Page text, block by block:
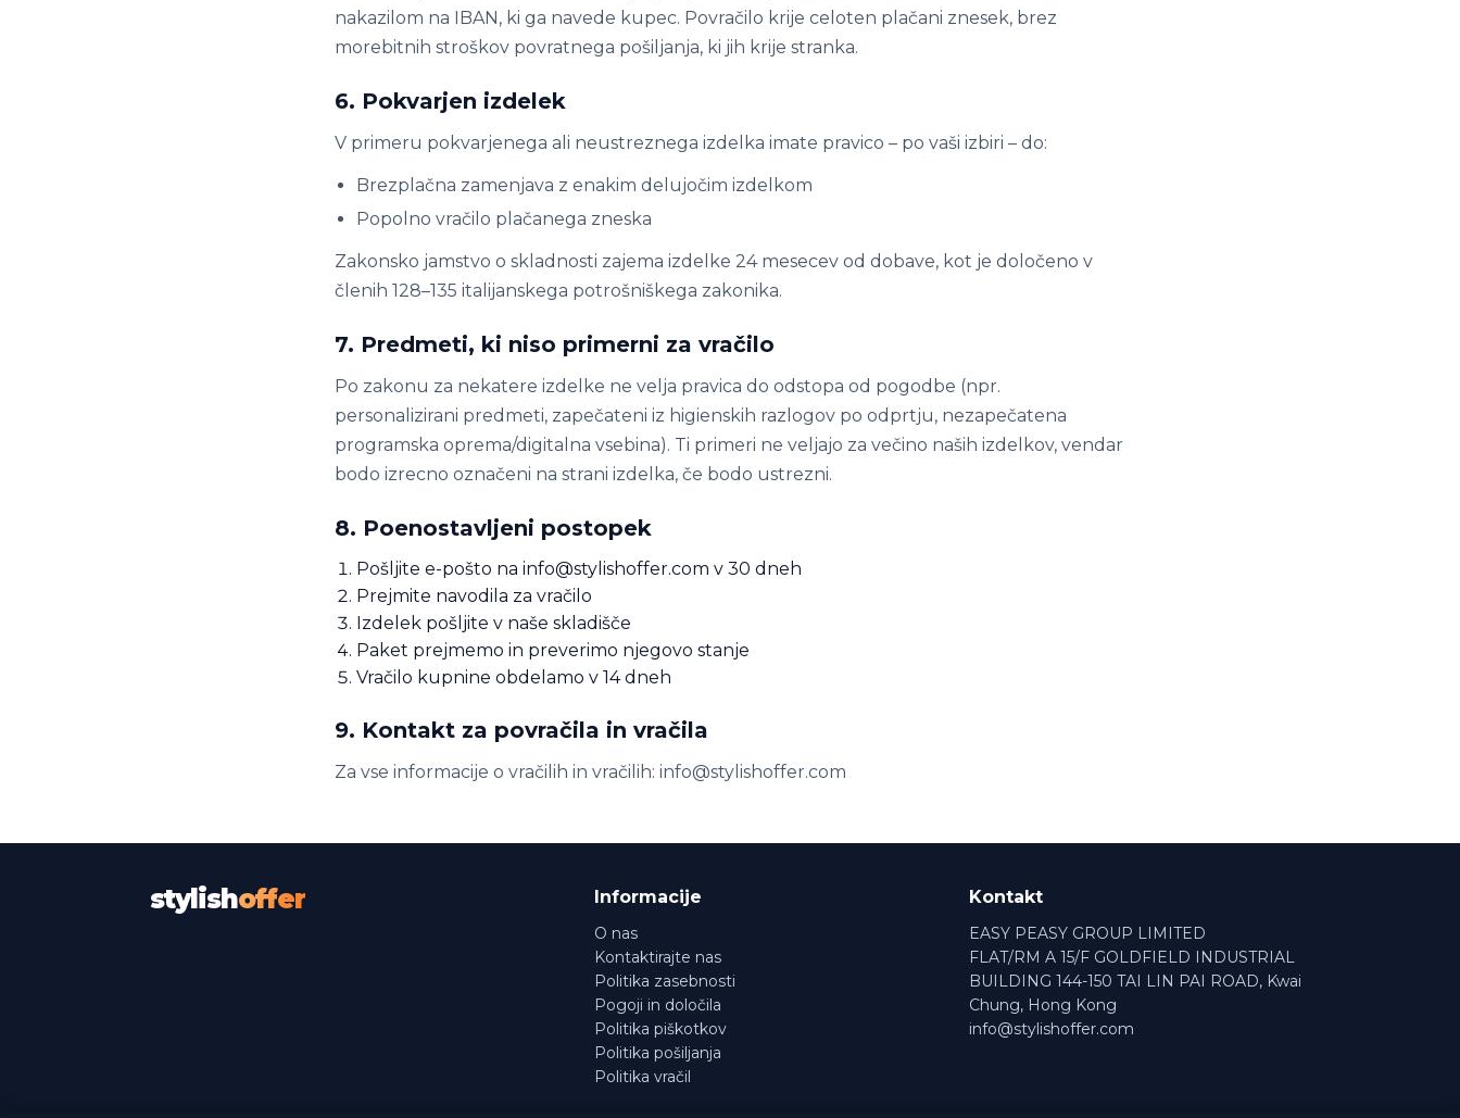
nakazilom na IBAN, ki ga navede kupec. Povračilo krije celoten plačani znesek, brez
morebitnih stroškov povratnega pošiljanja, ki jih krije stranka.
6. Pokvarjen izdelek
V primeru pokvarjenega ali neustreznega izdelka imate pravico – po vaši izbiri – do:
Brezplačna zamenjava z enakim delujočim izdelkom
Popolno vračilo plačanega zneska
Zakonsko jamstvo o skladnosti zajema izdelke 24 mesecev od dobave, kot je določeno v
členih 128–135 italijanskega potrošniškega zakonika.
7. Predmeti, ki niso primerni za vračilo
Po zakonu za nekatere izdelke ne velja pravica do odstopa od pogodbe (npr.
personalizirani predmeti, zapečateni iz higienskih razlogov po odprtju, nezapečatena
programska oprema/digitalna vsebina). Ti primeri ne veljajo za večino naših izdelkov, vendar
bodo izrecno označeni na strani izdelka, če bodo ustrezni.
8. Poenostavljeni postopek
Pošljite e-pošto na info@stylishoffer.com v 30 dneh
Prejmite navodila za vračilo
Izdelek pošljite v naše skladišče
Paket prejmemo in preverimo njegovo stanje
Vračilo kupnine obdelamo v 14 dneh
9. Kontakt za povračila in vračila
Za vse informacije o vračilih in vračilih: info@stylishoffer.com
stylishoffer Informacije
O nas
Kontaktirajte nas
Politika zasebnosti
Pogoji in določila
Politika piškotkov
Politika pošiljanja
Politika vračil
Kontakt
EASY PEASY GROUP LIMITED
FLAT/RM A 15/F GOLDFIELD INDUSTRIAL
BUILDING 144-150 TAI LIN PAI ROAD, Kwai
Chung, Hong Kong
info@stylishoffer.com